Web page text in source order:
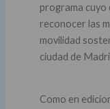
programa cuyo
reconocer las
movilidad
ciudad de
Como en